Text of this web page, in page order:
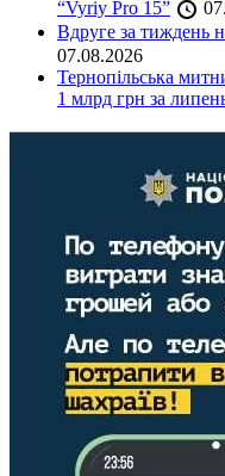
“Vyriy Pro 15”
Вдруге за тиждень
07.08.2026
Тернопільська
1 млрд грн за